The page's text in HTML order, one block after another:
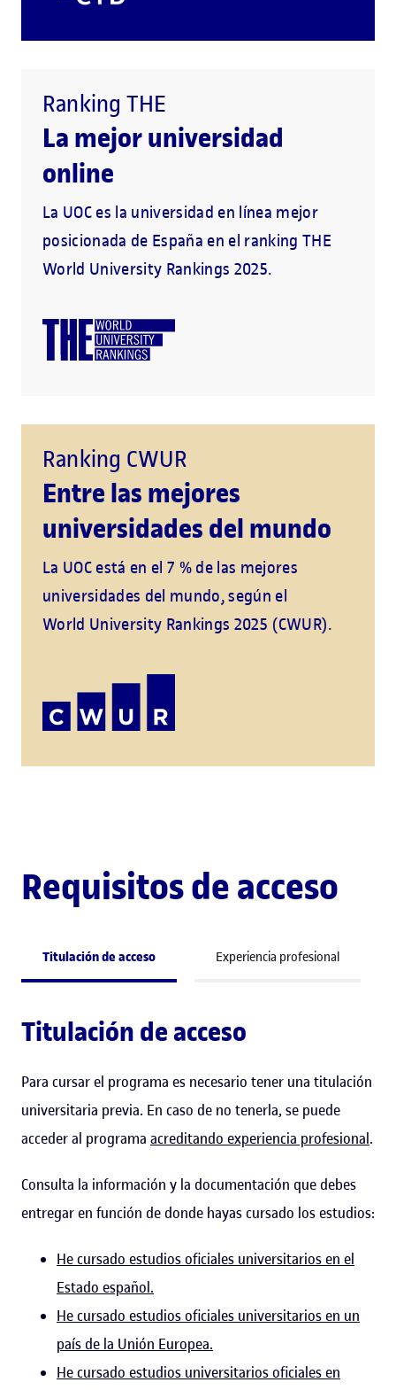
Ranking THE
La mejor universidad
online
La UOC es la universidad en línea mejor
posicionada de España en el ranking THE
World University Rankings 2025.
Ranking CWUR
Entre las mejores
universidades del mundo
La UOC está en el 7 % de las mejores
universidades del mundo, según el
World University Rankings 2025 (CWUR).
Requisitos de acceso
Titulación de acceso Experiencia profesional
Titulación de acceso
Para cursar el programa es necesario tener una titulación
universitaria previa. En caso de no tenerla, se puede
acceder al programa acreditando experiencia profesional.
Consulta la información y la documentación que debes
entregar en función de donde hayas cursado los estudios:
He cursado estudios oficiales universitarios en el
Estado español.
He cursado estudios oficiales universitarios en un
país de la Unión Europea.
He cursado estudios universitarios oficiales en